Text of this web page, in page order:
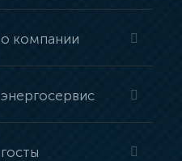
о компании
энергосервис
госты